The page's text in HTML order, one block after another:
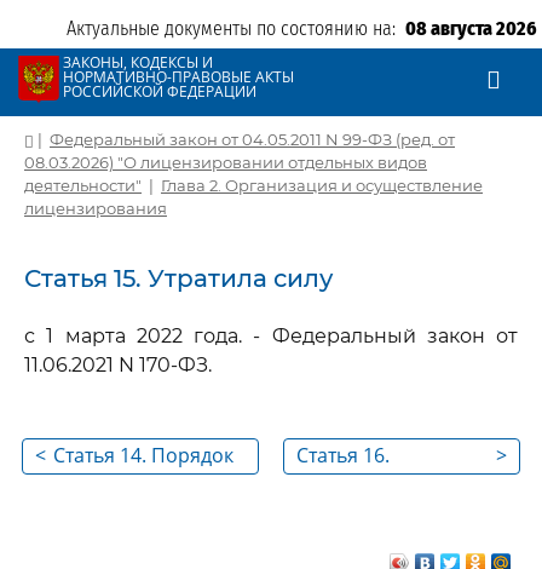
Актуальные документы по состоянию на: 08 августа 2026
ЗАКОНЫ, КОДЕКСЫ И
НОРМАТИВНО-ПРАВОВЫЕ АКТЫ
РОССИЙСКОЙ ФЕДЕРАЦИИ
| Федеральный закон от 04.05.2011 N 99-ФЗ (ред. от
08.03.2026) "О лицензировании отдельных видов
деятельности" | Глава 2. Организация и осуществление
лицензирования
Статья 15. Утратила силу
с 1 марта 2022 года. - Федеральный закон от
11.06.2021 N 170-ФЗ.
< Статья 14. Порядок
>
Статья 16.